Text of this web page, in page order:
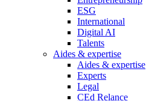
ESG
International
Digital AI
Talents
Aides & expertise
Aides & expertise
Experts
Legal
CEd Relance